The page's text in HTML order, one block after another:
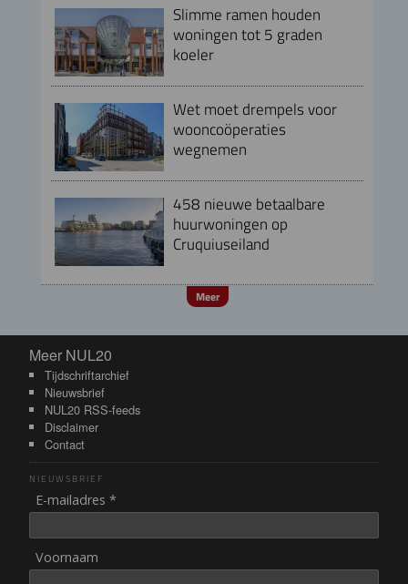
Slimme ramen houden
woningen tot 5 graden
koeler
Wet moet drempels voor
wooncoöperaties
wegnemen
458 nieuwe betaalbare
huurwoningen op
Cruquiuseiland
Meer
Meer NUL20
Meer NUL20
Tijdschriftarchief
Nieuwsbrief
NUL20 RSS-feeds
Disclaimer
Contact
NIEUWSBRIEF
E-mailadres *
Voornaam